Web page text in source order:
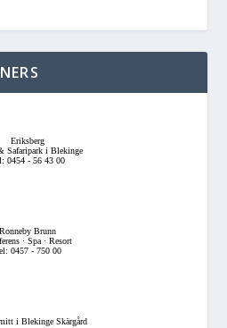
Eriksberg
Safaripark i Blekinge
0454 - 56 43 00
Ronneby Brunn
· Spa · Resort
0457 - 750 00
i Blekinge Skärgård